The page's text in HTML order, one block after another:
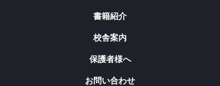
書籍紹介
校舎案内
保護者様へ
お問い合わせ